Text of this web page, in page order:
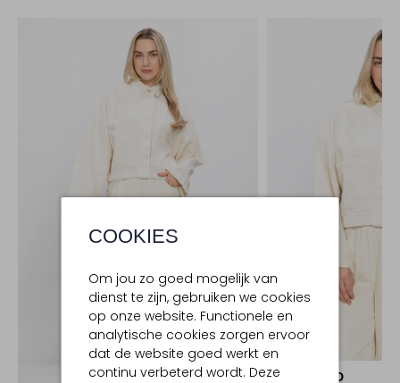
COOKIES
Om jou zo goed mogelijk van
dienst te zijn, gebruiken we cookies
op onze website. Functionele en
analytische cookies zorgen ervoor
dat de website goed werkt en
continu verbeterd wordt. Deze
KNIT-TED